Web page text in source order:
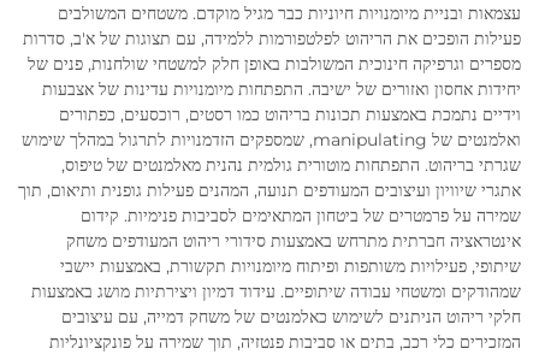
עצמאות ובניית מיומנויות חיוניות כבר מגיל מוקדם. משטחים המשולבים
פעילות הופכים את הריהוט לפלטפורמות ללמידה, עם תצוגות של א'ב, סדרות
מספרים וגרפיקה חינוכית המשולבות באופן חלק למשטחי שולחנות, פנים של
יחידות אחסון ואזורים של ישיבה. התפתחות מיומנויות עדינות של אצבעות
וידיים נתמכת באמצעות תכונות בריהוט כמו רסטים, רוכסעים, כפתורים
ואלמנטים של manipulating, שמספקים הזדמנויות לתרגול במהלך שימוש
שגרתי בריהוט. התפתחות מוטורית גולמית נהנית מאלמנטים של טיפוס,
אתגרי שיוויון ועיצובים המעודפים תנועה, המהנים פעילות גופנית ותיאום, תוך
שמירה על פרמטרים של ביטחון המתאימים לסביבות פנימיות. קידום
אינטראציה חברתית מתרחש באמצעות סידורי ריהוט המעודפים משחק
שיתופי, פעילויות משותפות ופיתוח מיומנויות תקשורת, באמצעות יישבי
שמהודקים ומשטחי עבודה שיתופיים. עידוד דמיון ויצירתיות מושג באמצעות
חלקי ריהוט הניתנים לשימוש כאלמנטים של משחק דמייה, עם עיצובים
המזכירים כלי רכב, בתים או סביבות פנטזיה, תוך שמירה על פונקציונליות